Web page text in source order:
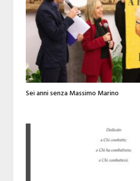
Sei anni senza Massimo Marino